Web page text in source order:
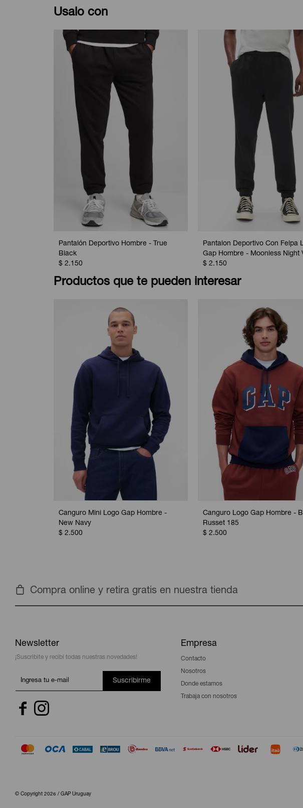
Usalo con
Pantalón Deportivo Hombre - True
Black
$ 2.150
Pantalon Deportivo Con Felpa
Gap Hombre - Moonless Night
$ 2.150
Productos que te pueden interesar
Canguro Mini Logo Gap Hombre -
New Navy
$ 2.500
Canguro Logo Gap Hombre -
Russet 185
$ 2.500
Compra online y retira gratis en nuestra tienda
Newsletter
¡Suscribite y recibí todas nuestras novedades!
Suscribirme
 
Empresa
Contacto
Nosotros
Donde estamos
Trabaja con nosotros
© Copyright 2026 / GAP Uruguay